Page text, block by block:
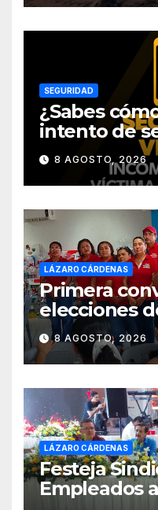
SEGURIDAD
¿Sabes
intento de
La SSP te
8 AGOSTO, 2026
LÁZARO CÁRDENAS
Primera
elecciones
Ocampo en
el domingo
8 AGOSTO, 2026
LÁZARO CÁRDENAS
Festeja
Empleados